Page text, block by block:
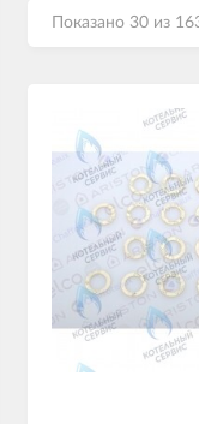
Показано 30 из